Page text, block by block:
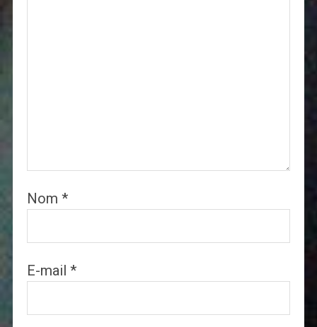
Nom *
E-mail *